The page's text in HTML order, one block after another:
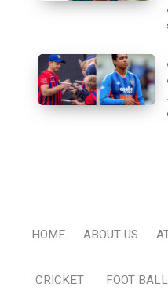
HOME ABOUT US
CRICKET FOOT BALL